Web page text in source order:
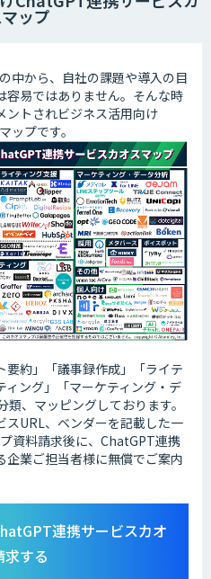
ップ
中から、自社の課題や導入の目
容易ではありません。そんな時
ントされビジネス活用向け
ップです。
要約」「議事録作成」「ライテ
ィング」「マーケティング・デ
、マッピングしております。
スURL、ベンダーを記載した一
資料請求後に、ChatGPT連携
企業ご担当者様に無償でご案内
連携サービスカオ
する